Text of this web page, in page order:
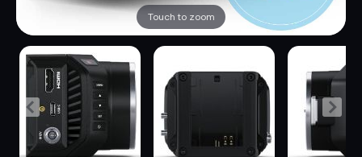
Touch to zoom